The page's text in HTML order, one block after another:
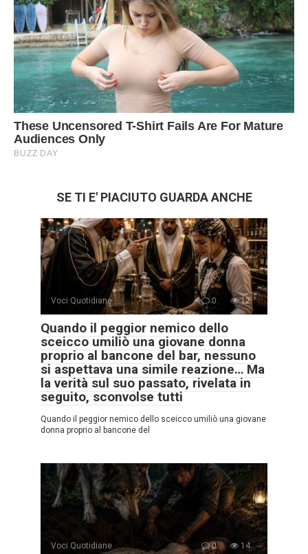
SE TI E' PIACIUTO GUARDA ANCHE
Voci Quotidiane 0 12
Quando il peggior nemico dello
sceicco umiliò una giovane donna
proprio al bancone del bar, nessuno
si aspettava una simile reazione… Ma
la verità sul suo passato, rivelata in
seguito, sconvolse tutti
Quando il peggior nemico dello sceicco umiliò una giovane
donna proprio al bancone del
Voci Quotidiane 0 14